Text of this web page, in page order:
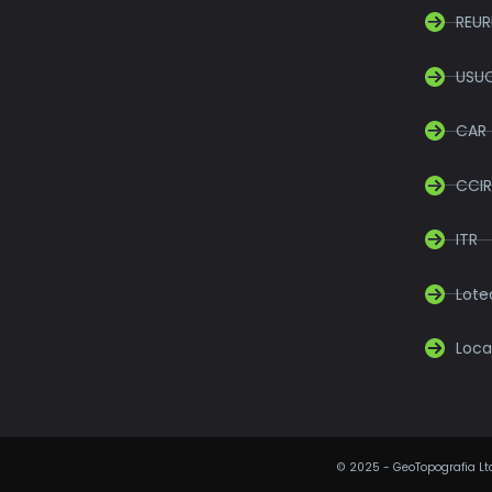
CAR
CCIR
ITR
© 2025 - GeoTopografia